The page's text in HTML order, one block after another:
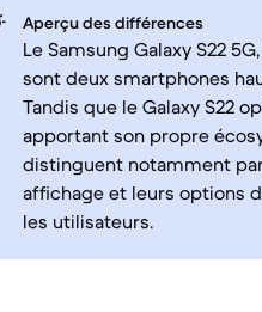
Aperçu des différences
Le Samsung Galaxy S22
sont deux smartphones
Tandis que le Galaxy S22
apportant son propre
distinguent notamment
affichage et leurs options
les utilisateurs.